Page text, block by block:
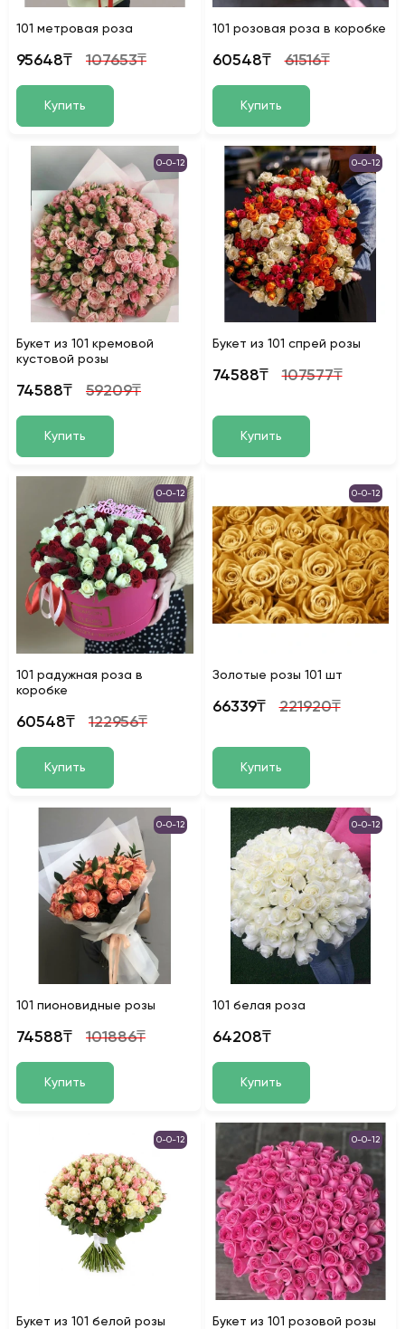
101 метровая роза
95648₸ 107653₸
Купить
101 розовая роза в коробке
60548₸ 61516₸
Купить
0-0-12
Букет из 101 кремовой
кустовой розы
74588₸ 59209₸
Купить
0-0-12
Букет из 101 спрей розы
74588₸ 107577₸
Купить
0-0-12
101 радужная роза в
коробке
60548₸ 122956₸
Купить
0-0-12
Золотые розы 101 шт
66339₸ 221920₸
Купить
0-0-12
101 пионовидные розы
74588₸ 101886₸
Купить
0-0-12
101 белая роза
64208₸
Купить
0-0-12
Букет из 101 белой розы
0-0-12
Букет из 101 розовой розы